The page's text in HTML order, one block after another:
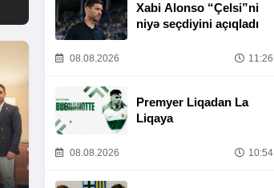
Xabi Alonso “Çelsi”ni
niyə seçdiyini açıqladı
08.08.2026 11:26
Premyer Liqadan La
Liqaya
08.08.2026 10:54